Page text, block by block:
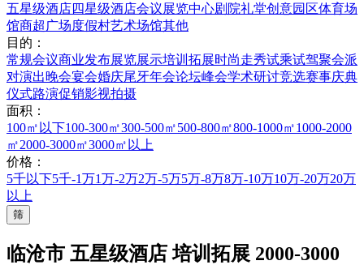
五星级酒店四星级酒店会议展览中心剧院礼堂创意园区体育场
馆商超广场度假村艺术场馆其他
目的：
常规会议商业发布展览展示培训拓展时尚走秀试乘试驾聚会派
对演出晚会宴会婚庆尾牙年会论坛峰会学术研讨竞选赛事庆典
仪式路演促销影视拍摄
面积：
100㎡以下100-300㎡300-500㎡500-800㎡800-1000㎡1000-2000
㎡2000-3000㎡3000㎡以上
价格：
5千以下5千-1万1万-2万2万-5万5万-8万8万-10万10万-20万20万
以上
筛
临沧市 五星级酒店 培训拓展 2000-3000